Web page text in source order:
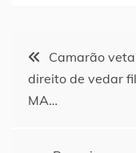
Navegação
de
Camarão
direito de vedar
MA…